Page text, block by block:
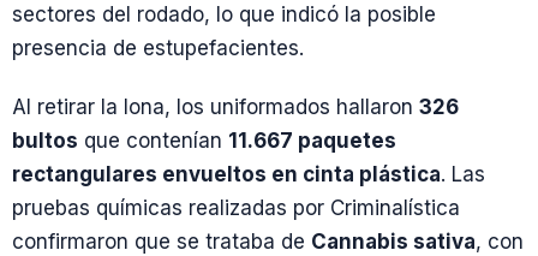
sectores del rodado, lo que indicó la posible
presencia de estupefacientes.
Al retirar la lona, los uniformados hallaron 326
bultos que contenían 11.667 paquetes
rectangulares envueltos en cinta plástica. Las
pruebas químicas realizadas por Criminalística
confirmaron que se trataba de Cannabis sativa, con